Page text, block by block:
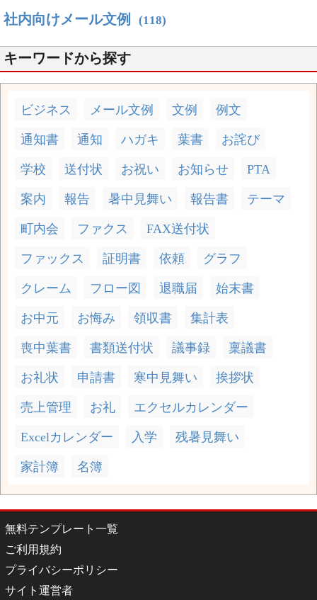
社内向けメール文例 (118)
キーワードから探す
ビジネス メール文例 文例 例文
通知書 通知 ハガキ 葉書 お詫び
学校 送付状 お祝い お知らせ PTA
案内 報告 暑中見舞い 報告書 テーマ
町内会 ファクス FAX送付状
ファックス 証明書 依頼 グラフ
クレーム フロー図 退職届 始末書
お中元 お悔み 領収書 集計表
喪中葉書 書類送付状 議事録 稟議書
お礼状 申請書 寒中見舞い 挨拶状
売上管理 お礼 エクセルカレンダー
Excelカレンダー 入学 残暑見舞い
家計簿 名簿
無料テンプレート一覧
ご利用規約
プライバシーポリシー
サイト運営者